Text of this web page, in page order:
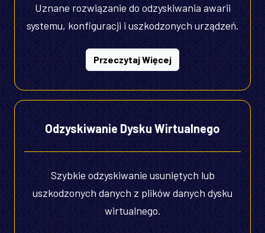
Uznane rozwiązanie do odzyskiwania awarii
systemu, konfiguracji i uszkodzonych urządzeń.
Przeczytaj Więcej
Odzyskiwanie Dysku Wirtualnego
Szybkie odzyskiwanie usuniętych lub
uszkodzonych danych z plików danych dysku
wirtualnego.